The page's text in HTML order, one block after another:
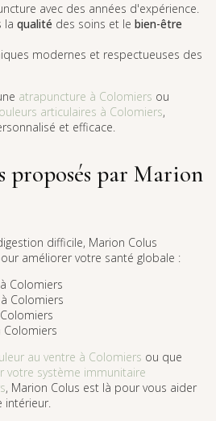
avec des années d'expérience.
la qualité des soins et le bien-être
modernes et respectueuses des
atrapuncture à Colomiers ou
articulaires à Colomiers,
et efficace.
proposés par Marion
difficile, Marion Colus
améliorer votre santé globale :
Colomiers
Colomiers
Colomiers
au ventre à Colomiers ou que
votre système immunitaire
, Marion Colus est là pour vous aider
intérieur.